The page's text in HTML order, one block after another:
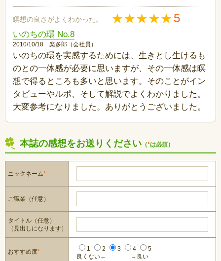
瞑想の良さがよくわかった。 5
いのちの環 No.8
2010/10/18 楽多郎（会社員）
いのちの環を実感するためには、生きとし生けるも
のとの一体感が必要に思いますが、その一体感は瞑
想で得るところも多いと思います。そのことがイン
タビューやルポ、そして解説でよくわかりました。
大変参考になりました。ありがとうございました。
本誌の感想をお送りください （*は必須）
ニックネーム*
ご職業（任意）
タイトル（任意）
（見出しになります）
おすすめ度* 1 2 3 4
5
良くない←
→良い